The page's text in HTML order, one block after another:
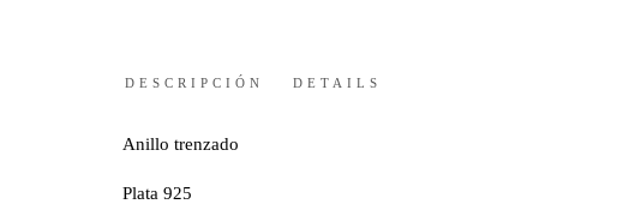
DESCRIPCIÓN DETAILS
Anillo trenzado
Plata 925